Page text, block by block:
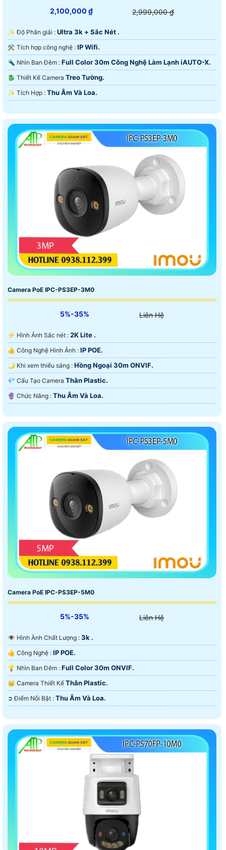
2,100,000 ₫ 2,999,000 ₫
✨ Độ Phân giải : Ultra 3k + Sắc Nét .
⚒ Tích hợp công nghệ : IP Wifi.
🔦 Nhìn Ban Đêm : Full Color 30m Công Nghệ Làm Lạnh iAUTO-X.
🐉️ Thiết Kế Camera Treo Tường.
️✨ Tích Hợp : Thu Âm Và Loa.
Camera PoE IPC-PS3EP-3M0
5%-35% Liên Hệ
️⚡ Hình Ảnh Sắc nét : 2K Lite .
👍 Công Nghệ Hình Ảnh : IP POE.
🌙 Khi xem thiếu sáng : Hồng Ngoại 30m ONVIF.
💎 Cấu Tạo Camera Thân Plastic.
️🔮 Chức Năng : Thu Âm Và Loa.
Camera PoE IPC-PS3EP-5M0
5%-35% Liên Hệ
👁 Hình Ành Chất Lượng : 3k .
👍 Công Nghệ : IP POE.
💡 Nhìn Ban Đêm : Full Color 30m ONVIF.
👑 Camera Thiết Kế Thân Plastic.
️➲ Điểm Nỗi Bật : Thu Âm Và Loa.